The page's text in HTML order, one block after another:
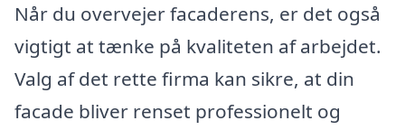
Når du overvejer facaderens, er det også
vigtigt at tænke på kvaliteten af arbejdet.
Valg af det rette firma kan sikre, at din
facade bliver renset professionelt og